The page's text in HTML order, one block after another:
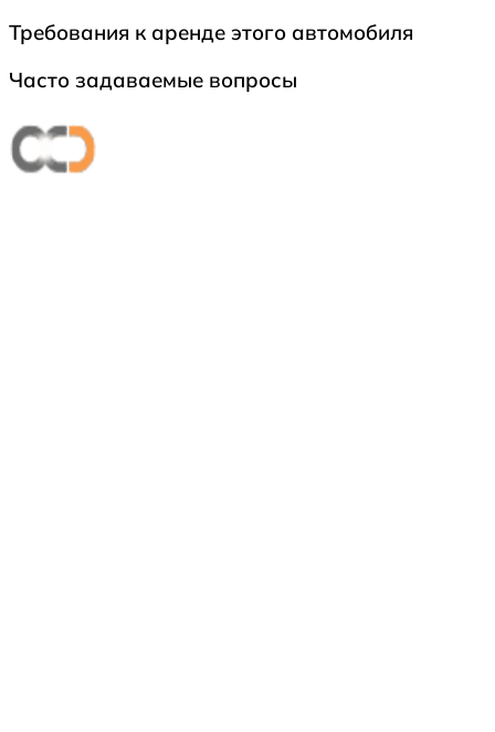
Требования к аренде этого автомобиля
Часто задаваемые вопросы